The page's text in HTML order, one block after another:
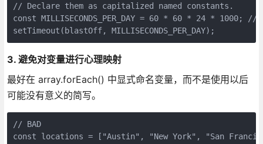
// Declare them as capitalized named constants.
const MILLISECONDS_PER_DAY = 60 * 60 * 24 * 1000; //
setTimeout(blastOff, MILLISECONDS_PER_DAY);
3. 避免对变量进行心理映射
最好在 array.forEach() 中显式命名变量，而不是使用以后
可能没有意义的简写。
// BAD
const locations = ["Austin", "New York", "San